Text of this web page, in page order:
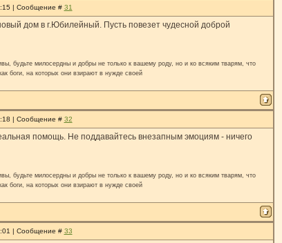
| Сообщение # 31
дом в г.Юбилейный. Пусть повезет чудесной доброй
будьте милосердны и добры не только к вашему роду, но и ко всяким тварям, что
боги, на которых они взирают в нужде своей
| Сообщение # 32
помощь. Не поддавайтесь внезапным эмоциям - ничего
будьте милосердны и добры не только к вашему роду, но и ко всяким тварям, что
боги, на которых они взирают в нужде своей
| Сообщение # 33